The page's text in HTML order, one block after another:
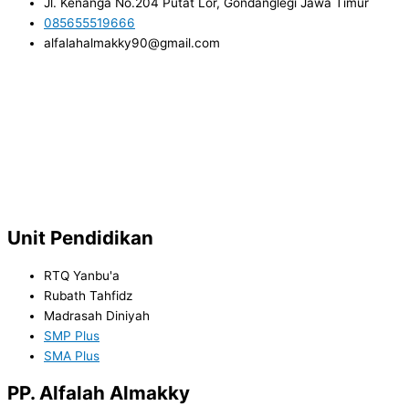
085655519666
alfalahalmakky90@gmail.com
Unit Pendidikan
RTQ Yanbu'a
Rubath Tahfidz
Madrasah Diniyah
SMP Plus
SMA Plus
PP. Alfalah Almakky